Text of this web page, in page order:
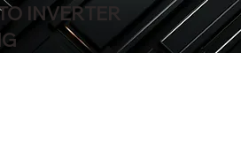
INVERTER